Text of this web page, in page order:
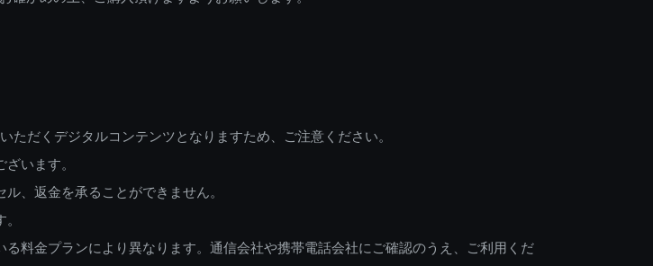
ただくデジタルコンテンツとなりますため、ご注意ください。
います。
、返金を承ることができません。
料金プランにより異なります。通信会社や携帯電話会社にご確認のうえ、ご利用くだ